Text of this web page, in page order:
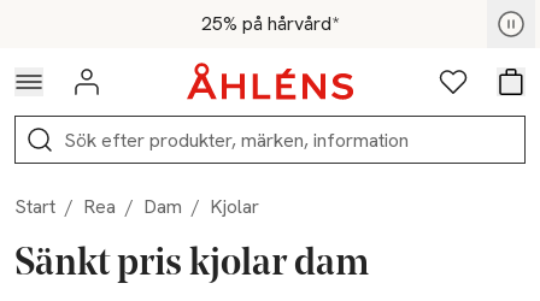
Hoppa till navigationsmenyn25% på hårvård*
För medlemmar - Shoppa nu
Logga in Favoriter
Sök
Start / Rea / Dam / Kjolar
Sänkt pris kjolar dam